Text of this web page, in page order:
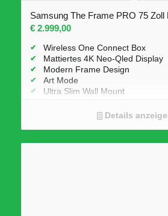
Samsung The Frame PRO 75 Zoll
€2.999,00
Wireless One Connect Box
Mattiertes 4K Neo-Qled Display
Modern Frame Design
Art Mode
Ultra Slim Wall Mount
Details